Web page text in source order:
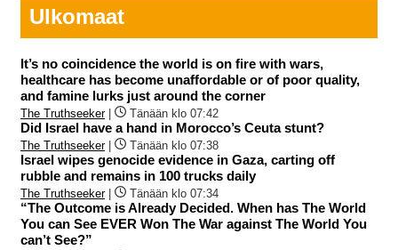
Ulkomaat
It’s no coincidence the world is on fire with wars,
healthcare has become unaffordable or of poor quality,
and famine lurks just around the corner
The Truthseeker| Tänään klo 07:42
Did Israel have a hand in Morocco’s Ceuta stunt?
The Truthseeker| Tänään klo 07:38
Israel wipes genocide evidence in Gaza, carting off
rubble and remains in 100 trucks daily
The Truthseeker| Tänään klo 07:34
“The Outcome is Already Decided. When has The World
You can See EVER Won The War against The World You
can’t See?”